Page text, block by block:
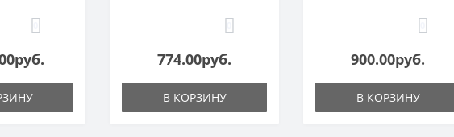
774.00руб.
В КОРЗИНУ
900.00руб.
В КОРЗИНУ